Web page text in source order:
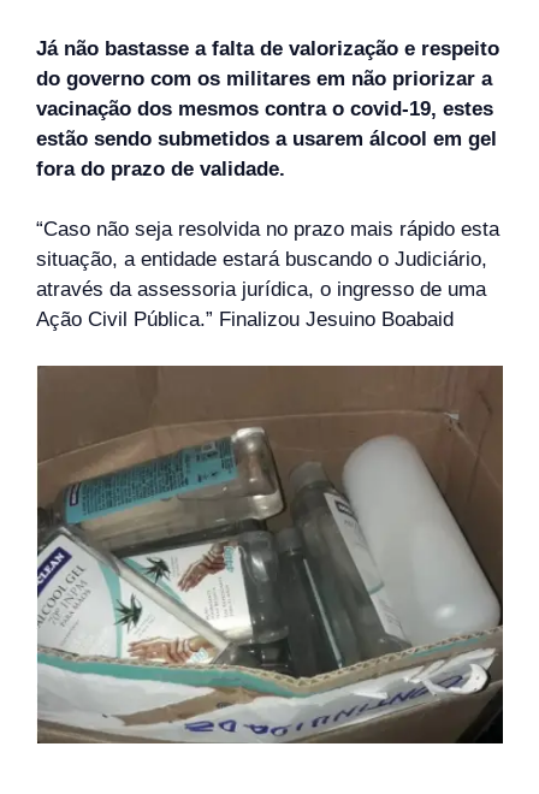
Já não bastasse a falta de valorização e respeito
do governo com os militares em não priorizar a
vacinação dos mesmos contra o covid-19, estes
estão sendo submetidos a usarem álcool em gel
fora do prazo de validade.
“Caso não seja resolvida no prazo mais rápido esta
situação, a entidade estará buscando o Judiciário,
através da assessoria jurídica, o ingresso de uma
Ação Civil Pública.” Finalizou Jesuino Boabaid